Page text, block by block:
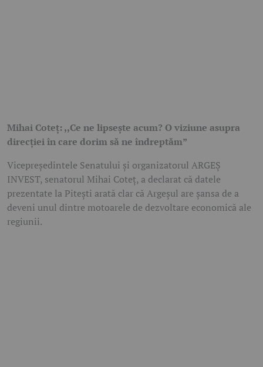
Mihai Coteț: ,,Ce ne lipsește acum? O viziune asupra
direcției în care dorim să ne îndreptăm”
Vicepreședintele Senatului și organizatorul ARGEȘ
INVEST, senatorul Mihai Coteț, a declarat că datele
prezentate la Pitești arată clar că Argeșul are șansa de a
deveni unul dintre motoarele de dezvoltare economică ale
regiunii.